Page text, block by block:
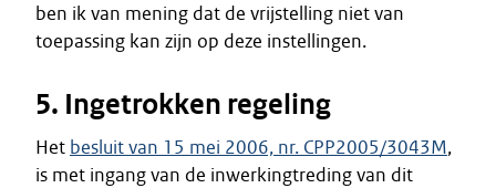
ben ik van mening dat de vrijstelling niet van
toepassing kan zijn op deze instellingen.
5. Ingetrokken regeling
Het besluit van 15 mei 2006, nr. CPP2005/3043M,
is met ingang van de inwerkingtreding van dit